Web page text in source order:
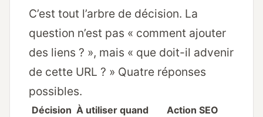
C’est tout l’arbre de décision. La
question n’est pas « comment ajouter
des liens ? », mais « que doit-il advenir
de cette URL ? » Quatre réponses
possibles.
Décision À utiliser quand Action SEO